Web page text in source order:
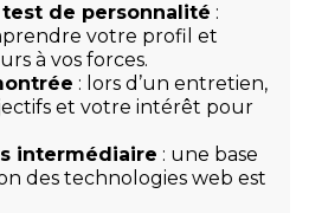
test de personnalité :
votre profil et
à vos forces.
: lors d’un entretien,
et votre intérêt pour
intermédiaire : une base
des technologies web est